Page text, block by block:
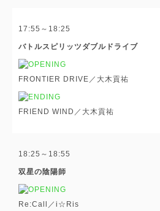
17:55～18:25
バトルスピリッツダブルドライブ
FRONTIER DRIVE／大木貢祐
FRIEND WIND／大木貢祐
18:25～18:55
双星の陰陽師
Re:Call／i☆Ris